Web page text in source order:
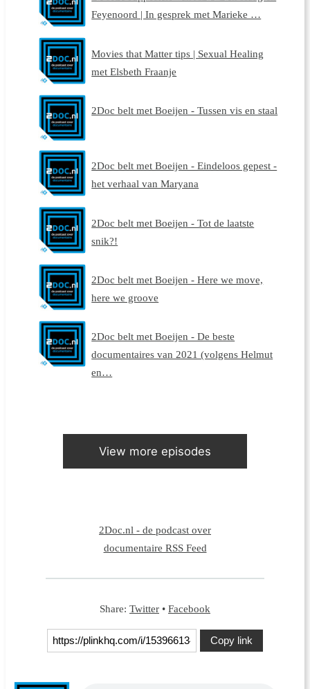
Feyenoord | In gesprek met Marieke …
Movies that Matter tips | Sexual Healing
met Elsbeth Fraanje
2Doc belt met Boeijen - Tussen vis en staal
2Doc belt met Boeijen - Eindeloos gepest -
het verhaal van Maryana
2Doc belt met Boeijen - Tot de laatste
snik?!
2Doc belt met Boeijen - Here we move,
here we groove
2Doc belt met Boeijen - De beste
documentaires van 2021 (volgens Helmut
en…
View more episodes
2Doc.nl - de podcast over
documentaire RSS Feed
Share: Twitter • Facebook
Copy link